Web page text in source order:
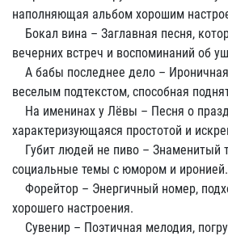
наполняющая альбом хорошим
Бокал вина – Заглавная песня,
вечерних встреч и воспоминаний об
А бабы последнее дело –
веселым подтекстом, способная
На именинах у Лёвы – Песня о
характеризующаяся простотой и
Губит людей не пиво – Знаменитый
социальные темы с юмором и иронией.
Форейтор – Энергичный номер,
хорошего настроения.
Сувенир – Поэтичная мелодия,